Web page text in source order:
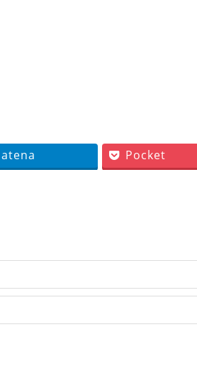
Pocket